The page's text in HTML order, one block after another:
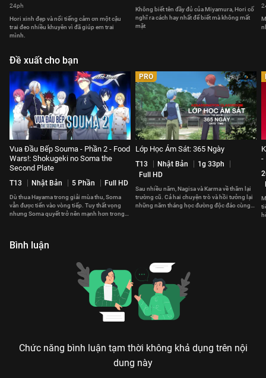
24ph
Hori xinh đẹp và nổi tiếng cảm ơn một cậu
trai đeo nhiều khuyên vì đã giúp em trai
mình.
Không biết tên đầy đủ của Miyamura, Hori cố
nghĩ ra cách hay nhất để biết mà không mất
mặt
Đề xuất cho bạn
Vua Đầu Bếp Souma - Phần 2 - Food
Wars!: Shokugeki no Soma the
Second Plate
T13 Nhật Bản 5 Phần Full HD
Dù thua Hayama trong giải mùa thu, Soma
vẫn được tiến vào vòng tiếp. Tuy thất vọng
nhưng Soma quyết trở nên mạnh hơn trong
PRO
Lớp Học Ám Sát: 365 Ngày
T13 Nhật Bản
1g 33ph
Full HD
Sau nhiều năm, Nagisa và Karma về thăm lại
trường cũ. Cả hai chuyện trò và hồi tưởng lại
những năm tháng học đường độc đáo cùng
-
Bình luận
Chức năng bình luận tạm thời không khả dụng trên nội
dung này